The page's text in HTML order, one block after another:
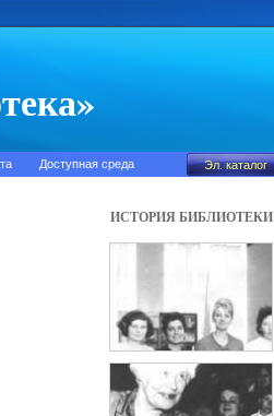
Доступная среда
ИСТОРИЯ БИБЛИОТЕКИ